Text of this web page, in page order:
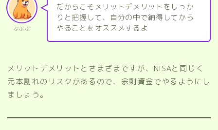
ぶぶぶ
だからこそメリットデメリットをしっか
りと把握して、自分の中で納得してから
やることをオススメするよ
メリットデメリットとさまざまですが、NISAと同じく
元本割れのリスクがあるので、余剰資金でやるようにし
ましょう。